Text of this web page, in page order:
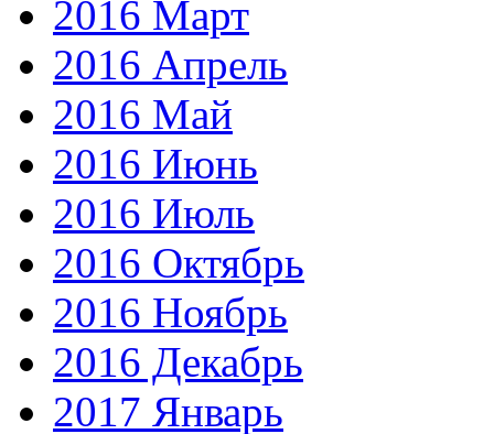
2016 Март
2016 Апрель
2016 Май
2016 Июнь
2016 Июль
2016 Октябрь
2016 Ноябрь
2016 Декабрь
2017 Январь